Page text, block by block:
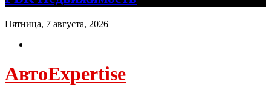
Пятница, 7 августа, 2026
АвтоExpertise